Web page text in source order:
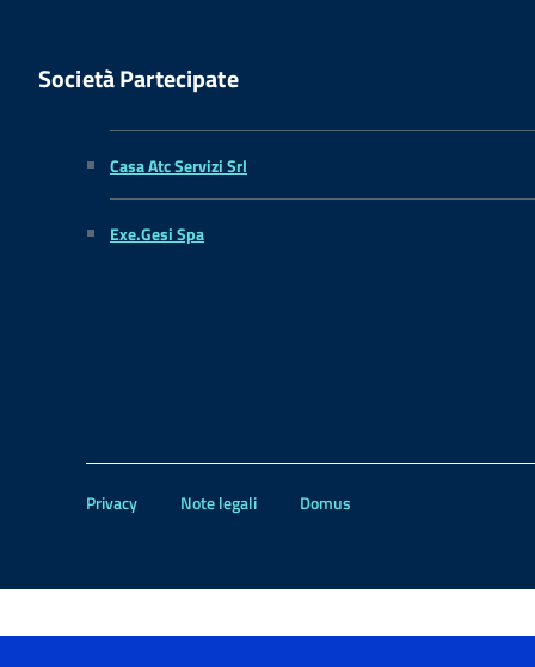
Società Partecipate
Casa Atc Servizi Srl
Exe.Gesi Spa
Privacy Note legali Domus